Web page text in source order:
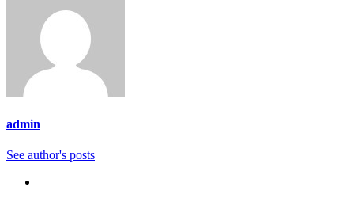
admin
See author's posts